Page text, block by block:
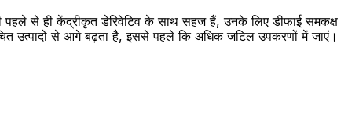
पहले से ही केंद्रीकृत डेरिवेटिव के साथ सहज हैं, उनके लिए डीफाई
उत्पादों से आगे बढ़ता है, इससे पहले कि अधिक जटिल उपकरणों में जाएं।